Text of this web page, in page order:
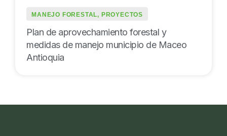
Plan de aprovechamiento forestal y
medidas de manejo municipio de Maceo
Antioquia
MANEJO FORESTAL, PROYECTOS